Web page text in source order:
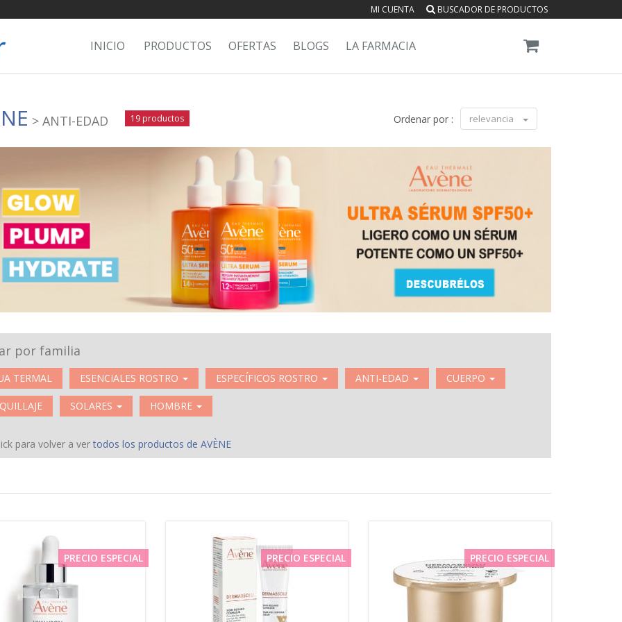
MI CUENTA BUSCADOR DE PRODUCTOS
INICIO PRODUCTOS OFERTAS BLOGS LA FARMACIA
> ANTI-EDAD 19 productos Ordenar por : relevancia
por familia
TERMAL ESENCIALES ROSTRO ESPECÍFICOS ROSTRO ANTI-EDAD CUERPO
SOLARES HOMBRE
para volver a vertodos los productos de AVÈNE
PRECIO ESPECIAL PRECIO ESPECIAL PRECIO ESPECIAL